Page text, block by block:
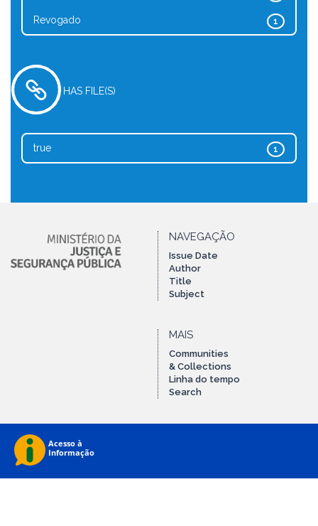
1
Revogado
HAS FILE(S)
1
true
NAVEGAÇÃO
Issue Date
Author
Title
Subject
MAIS
Communities
& Collections
Linha do tempo
Search